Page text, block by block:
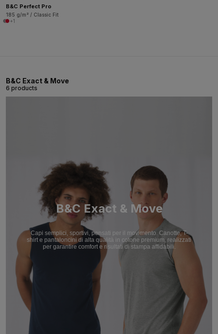
B&C Perfect Pro
185 g/m² / Classic Fit
+1
B&C Exact & Move
6 products
B&C Exact & Move
Capi semplici, sportivi, pensati per il movimento. Canotte, T-
shirt e pantaloncini di alta qualità in cotone premium, realizzati
per garantire comfort e risultati di stampa affidabili.